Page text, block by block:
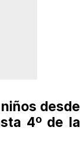
desde
4º de la